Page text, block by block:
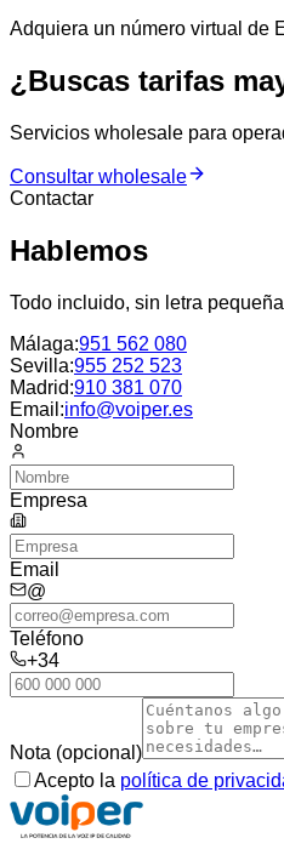
Adquiera un número virtual de
¿Buscas tarifas
Servicios wholesale para
Consultar wholesale
Contactar
Hablemos
Todo incluido, sin letra
Málaga:951 562 080
Sevilla:955 252 523
Madrid:910 381 070
Email:info@voiper.es
Nombre
Empresa
Email
@
Teléfono
+34
Nota (opcional)
Acepto la política de